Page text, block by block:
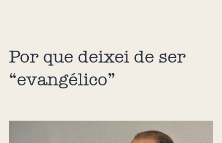
Por que deixei de ser
“evangélico”